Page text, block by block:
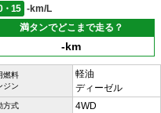
・15
-km/L
満タンでどこまで走る？
-km
燃料
ジン
軽油
ディーゼル
方式 4WD